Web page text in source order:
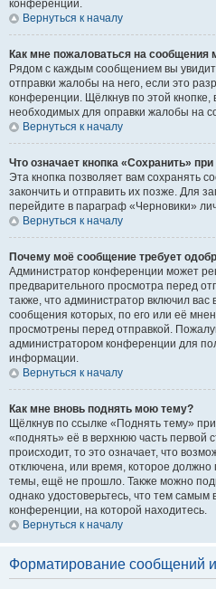
конференции.
Вернуться к началу
Как мне пожаловаться на сообщения
Рядом с каждым сообщением вы
отправки жалобы на него, если это
конференции. Щёлкнув по этой
необходимых для оправки жалобы на
Вернуться к началу
Что означает кнопка «Сохранить»
Эта кнопка позволяет вам сохранять
закончить и отправить их позже. Для
перейдите в параграф «Черновики»
Вернуться к началу
Почему моё сообщение требует
Администратор конференции может
предварительного просмотра перед
также, что администратор включил вас
сообщения которых, по его или её
просмотрены перед отправкой.
администратором конференции для
информации.
Вернуться к началу
Как мне вновь поднять мою тему?
Щёлкнув по ссылке «Поднять тему»
«поднять» её в верхнюю часть первой
происходит, то это означает, что
отключена, или время, которое должно
темы, ещё не прошло. Также можно
однако удостоверьтесь, что тем
конференции, на которой находитесь.
Вернуться к началу
Форматирование сообщений